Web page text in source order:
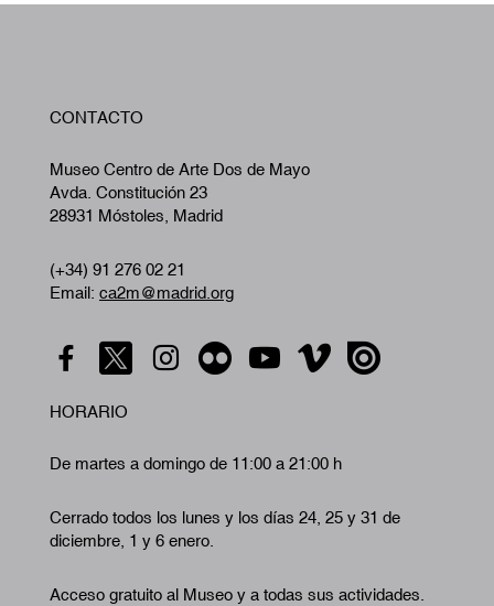
CONTACTO
Museo Centro de Arte Dos de Mayo
Avda. Constitución 23
28931 Móstoles, Madrid
(+34) 91 276 02 21
Email: ca2m@madrid.org
HORARIO
De martes a domingo de 11:00 a 21:00 h
Cerrado todos los lunes y los días 24, 25 y 31 de
diciembre, 1 y 6 enero.
Acceso gratuito al Museo y a todas sus actividades.